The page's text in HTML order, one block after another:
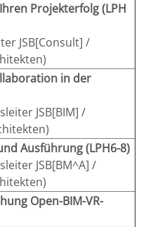
Projekterfolg (LPH
JSB[Consult] /
in der
JSB[BIM] /
Ausführung (LPH6-8)
JSB[BM^A] /
Open-BIM-VR-